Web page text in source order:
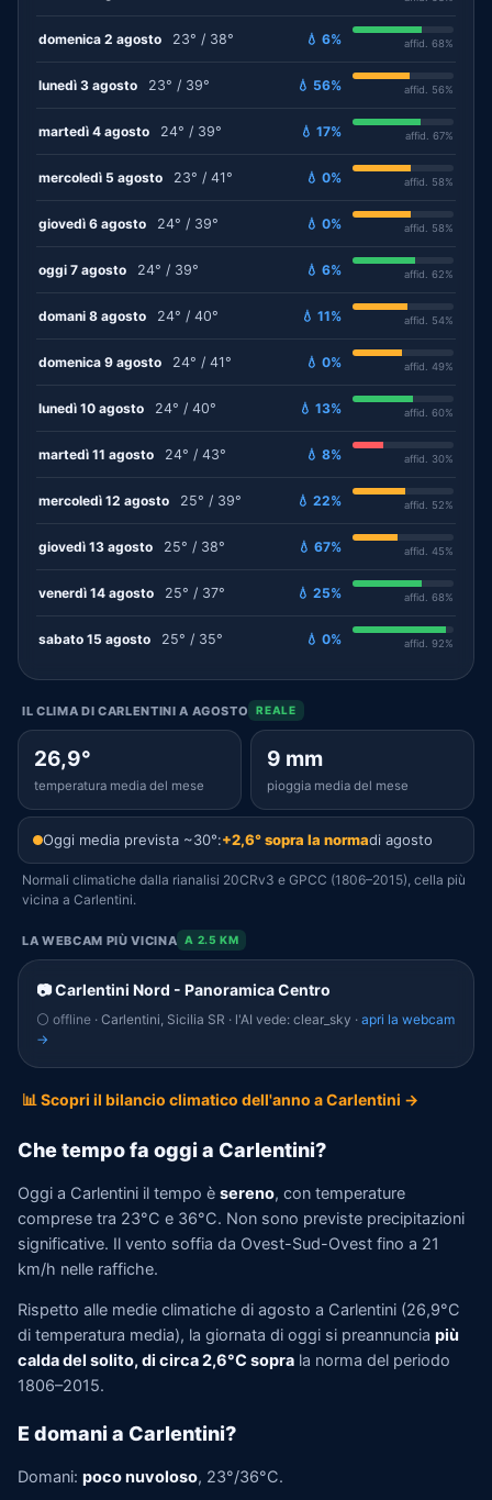
domenica 2 agosto 23° / 38° 💧 6% affid. 68%
lunedì 3 agosto 23° / 39° 💧 56% affid. 56%
martedì 4 agosto 24° / 39° 💧 17% affid. 67%
mercoledì 5 agosto 23° / 41° 💧 0% affid. 58%
giovedì 6 agosto 24° / 39° 💧 0% affid. 58%
oggi 7 agosto 24° / 39° 💧 6% affid. 62%
domani 8 agosto 24° / 40° 💧 11% affid. 54%
domenica 9 agosto 24° / 41° 💧 0% affid. 49%
lunedì 10 agosto 24° / 40° 💧 13% affid. 60%
martedì 11 agosto 24° / 43° 💧 8% affid. 30%
mercoledì 12 agosto 25° / 39° 💧 22% affid. 52%
giovedì 13 agosto 25° / 38° 💧 67% affid. 45%
venerdì 14 agosto 25° / 37° 💧 25% affid. 68%
sabato 15 agosto 25° / 35° 💧 0% affid. 92%
IL CLIMA DI CARLENTINI A AGOSTO REALE
26,9°
temperatura media del mese
9 mm
pioggia media del mese
Oggi media prevista ~30°:+2,6° sopra la normadi agosto
Normali climatiche dalla rianalisi 20CRv3 e GPCC (1806–2015), cella più
vicina a Carlentini.
LA WEBCAM PIÙ VICINA A 2.5 KM
📷 Carlentini Nord - Panoramica Centro
⚪ offline · Carlentini, Sicilia SR · l'AI vede: clear_sky · apri la webcam
→
📊 Scopri il bilancio climatico dell'anno a Carlentini →
Che tempo fa oggi a Carlentini?
Oggi a Carlentini il tempo è sereno, con temperature
comprese tra 23°C e 36°C. Non sono previste precipitazioni
significative. Il vento soffia da Ovest-Sud-Ovest fino a 21
km/h nelle raffiche.
Rispetto alle medie climatiche di agosto a Carlentini (26,9°C
di temperatura media), la giornata di oggi si preannuncia più
calda del solito, di circa 2,6°C sopra la norma del periodo
1806–2015.
E domani a Carlentini?
Domani: poco nuvoloso, 23°/36°C.